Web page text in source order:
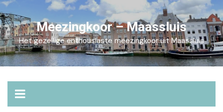
Skip
to
content
Meezingkoor – Maassluis
Het gezellige enthousiaste meezingkoor uit Maassluis